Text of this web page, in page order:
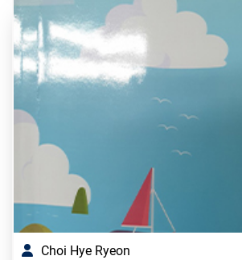
Choi Hye Ryeon